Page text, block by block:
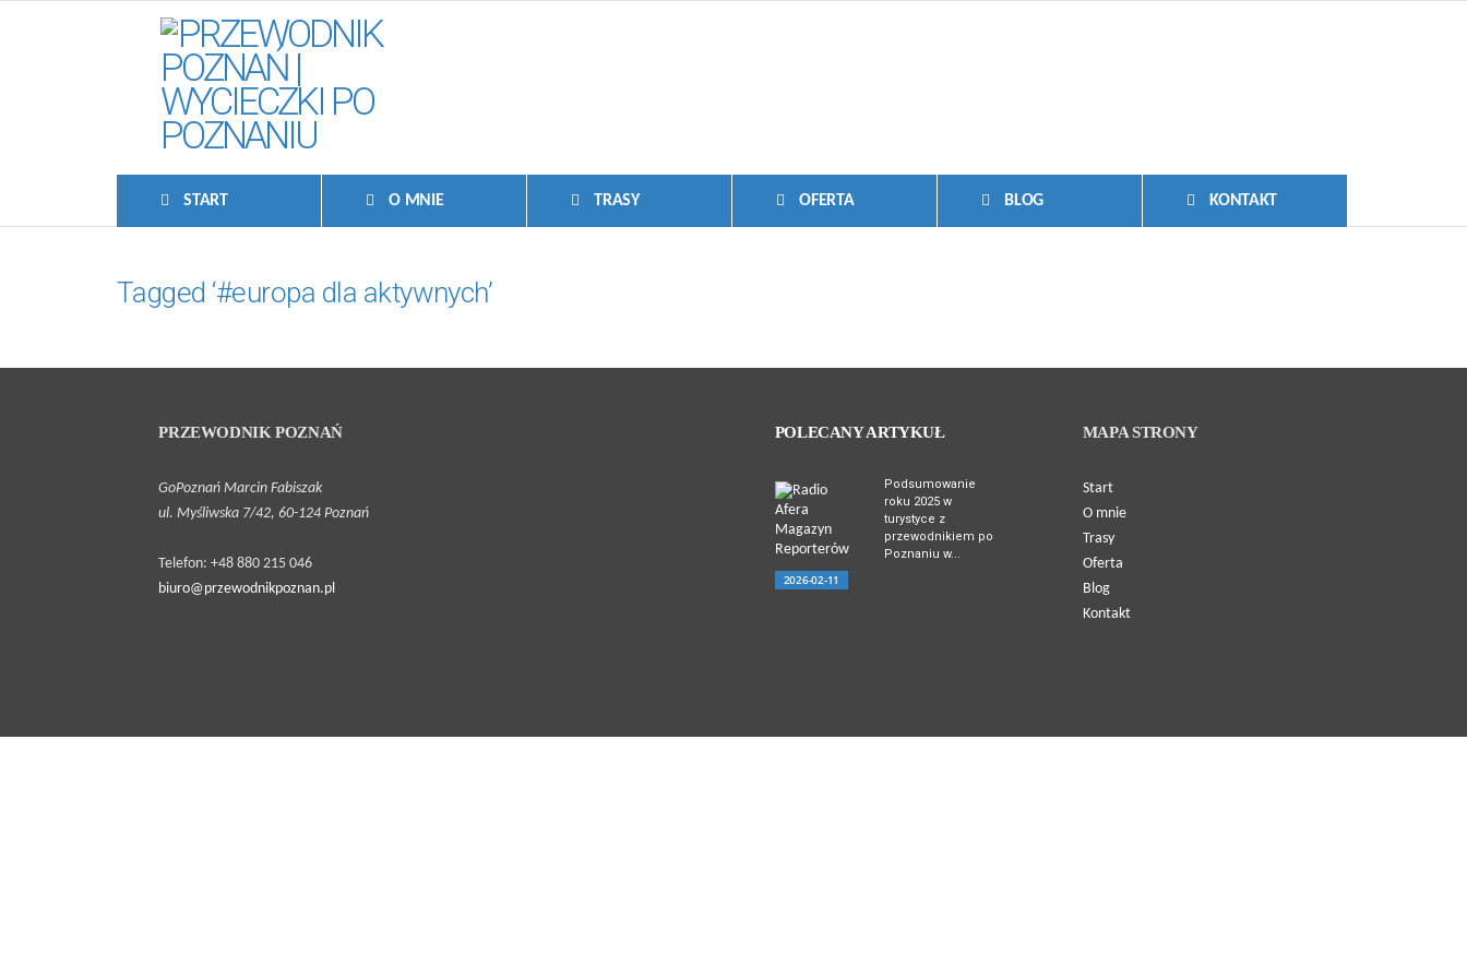
START O MNIE TRASY OFERTA BLOG KONTAKT
Tagged ‘#europa dla aktywnych’
PRZEWODNIK POZNAŃ
GoPoznań Marcin Fabiszak
ul. Myśliwska 7/42, 60-124 Poznań
Telefon: +48 880 215 046
biuro@przewodnikpoznan.pl
POLECANY ARTYKUŁ
Podsumowanie
roku 2025 w
turystyce z
przewodnikiem po
Poznaniu w...
2026-02-11
MAPA STRONY
Start
O mnie
Trasy
Oferta
Blog
Kontakt